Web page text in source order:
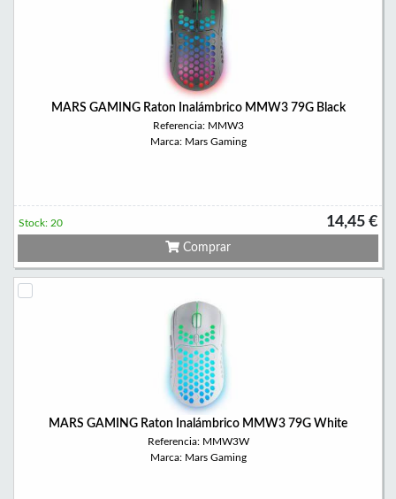
MARS GAMING Raton Inalámbrico MMW3 79G Black
Referencia: MMW3
Marca: Mars Gaming
14,45 €
Stock: 20
Comprar
MARS GAMING Raton Inalámbrico MMW3 79G White
Referencia: MMW3W
Marca: Mars Gaming